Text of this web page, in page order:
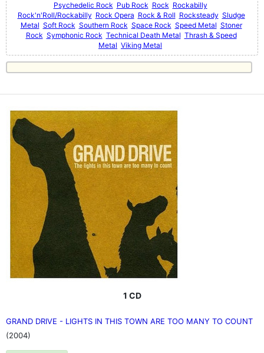
Psychedelic Rock Pub Rock Rock Rockabilly
Rock'n'Roll/Rockabilly Rock Opera Rock & Roll Rocksteady Sludge
Metal Soft Rock Southern Rock Space Rock Speed Metal Stoner
Rock Symphonic Rock Technical Death Metal Thrash & Speed
Metal Viking Metal
1 CD
GRAND DRIVE - LIGHTS IN THIS TOWN ARE TOO MANY TO COUNT
(2004)